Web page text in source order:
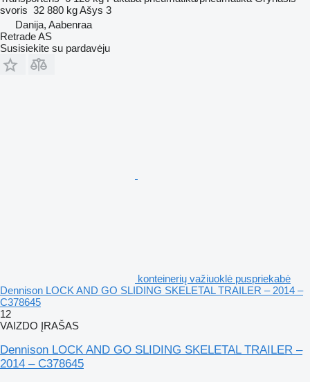
svoris 32 880 kgAšys 3
Danija, Aabenraa
Retrade AS
Susisiekite su pardavėju
konteinerių važiuoklė puspriekabė
Dennison LOCK AND GO SLIDING SKELETAL TRAILER – 2014 –
C378645
12
VAIZDO ĮRAŠAS
Dennison LOCK AND GO SLIDING SKELETAL TRAILER –
2014 – C378645